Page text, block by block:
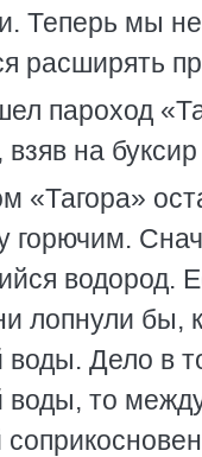
Теперь мы не
расширять
пароход
на
«Тагора»
горючим.
водород.
лопнули бы,
воды. Дело в
воды, то